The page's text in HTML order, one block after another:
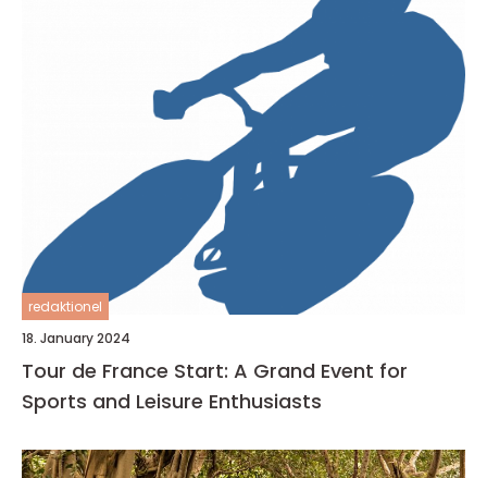
redaktionel
18. January 2024
Tour de France Start: A Grand Event for
Sports and Leisure Enthusiasts